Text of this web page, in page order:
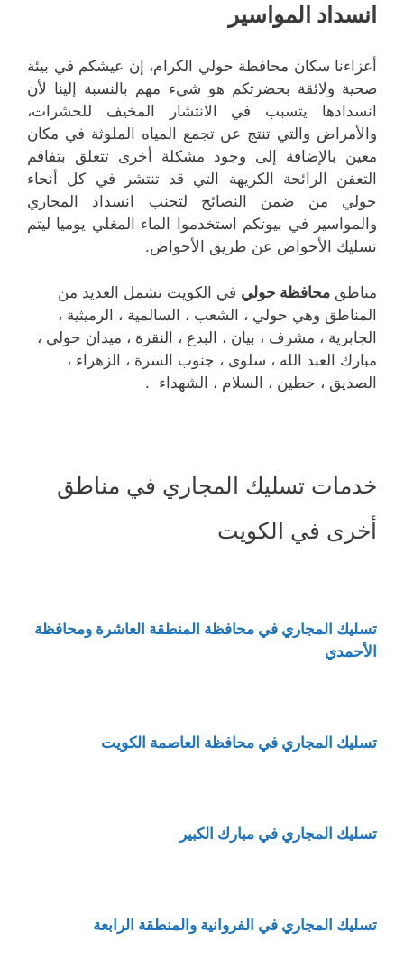
انسداد المواسير
أعزاءنا سكان محافظة حولي الكرام، إن عيشكم في بيئة
صحية ولائقة بحضرتكم هو شيء مهم بالنسبة إلينا لأن
انسدادها يتسبب في الانتشار المخيف للحشرات،
والأمراض والتي تنتج عن تجمع المياه الملوثة في مكان
معين بالإضافة إلى وجود مشكلة أخرى تتعلق بتفاقم
التعفن الرائحة الكريهة التي قد تنتشر في كل أنحاء
حولي من ضمن النصائح لتجنب انسداد المجاري
والمواسير في بيوتكم استخدموا الماء المغلي يوميا ليتم
تسليك الأحواض عن طريق الأحواض.
مناطق محافظة حولي في الكويت تشمل العديد من
المناطق وهي حولي ، الشعب ، السالمية ، الرميثية ،
الجابرية ، مشرف ، بيان ، البدع ، النقرة ، ميدان حولي ،
مبارك العبد الله ، سلوى ، جنوب السرة ، الزهراء ،
الصديق ، حطين ، السلام ، الشهداء .
خدمات تسليك المجاري في مناطق
أخرى في الكويت
تسليك المجاري في محافظة المنطقة العاشرة ومحافظة
الأحمدي
تسليك المجاري في محافظة العاصمة الكويت
تسليك المجاري في مبارك الكبير
تسليك المجاري في الفروانية والمنطقة الرابعة